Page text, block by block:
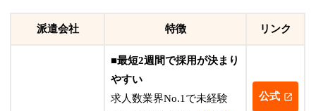
派遣会社 特徴 リンク
■最短2週間で採用が決まり
やすい
求人数業界No.1で未経験
公式